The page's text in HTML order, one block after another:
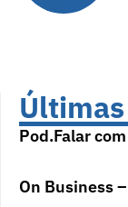
Últimas
Pod.Falar
On Business